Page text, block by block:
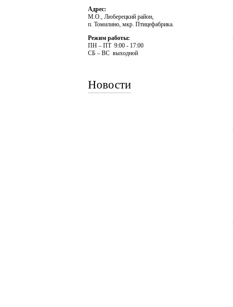
Адрес:
М.О., Люберецкий район,
п. Томилино, мкр. Птицефабрика.
Режим работы:
ПH – ПT 9:00 - 17:00
CБ – BC выходной
Новости